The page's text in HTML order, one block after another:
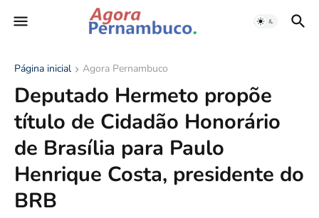
Página inicial Agora Pernambuco
Deputado Hermeto propõe
título de Cidadão Honorário
de Brasília para Paulo
Henrique Costa, presidente do
BRB